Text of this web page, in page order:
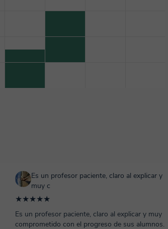
Es un profesor paciente, claro al explicar y
muy c
★★★★★
Es un profesor paciente, claro al explicar y muy
comprometido con el progreso de sus alumnos.